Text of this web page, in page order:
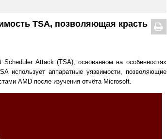
TSA, позволяющая красть
Attack (TSA), основанном на особенностях
использует аппаратные уязвимости, позволяющие
AMD после изучения отчёта Microsoft.